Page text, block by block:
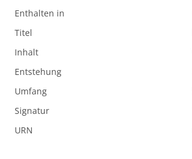
Enthalten in
Titel
Inhalt
Entstehung
Umfang
Signatur
URN